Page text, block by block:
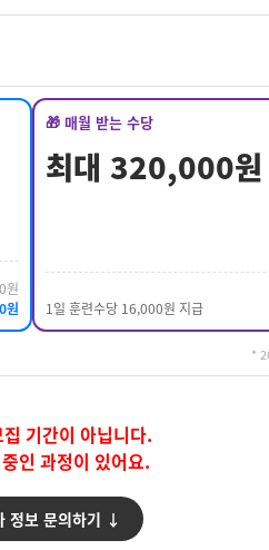
0원
원
🎁 매월 받는 수당
최대 320,000원
1일 훈련수당 16,000원 지급
*
기간이 아닙니다.
인 과정이 있어요.
정보 문의하기 ↓